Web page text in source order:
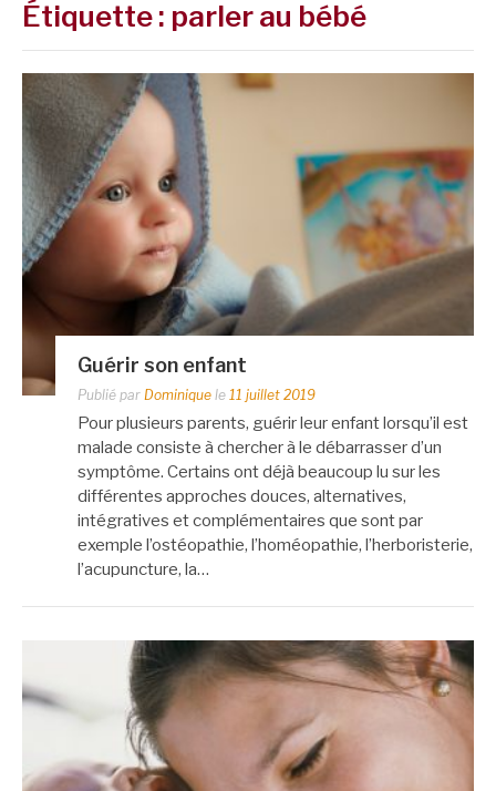
Étiquette : parler au bébé
Guérir son enfant
Publié par Dominique le 11 juillet 2019
Pour plusieurs parents, guérir leur enfant lorsqu’il est
malade consiste à chercher à le débarrasser d’un
symptôme. Certains ont déjà beaucoup lu sur les
différentes approches douces, alternatives,
intégratives et complémentaires que sont par
exemple l’ostéopathie, l’homéopathie, l’herboristerie,
l’acupuncture, la…